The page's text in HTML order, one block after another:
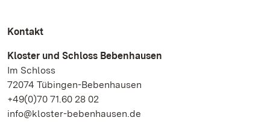
Kontakt
Kloster und Schloss Bebenhausen
Im Schloss
72074 Tübingen-Bebenhausen
+49(0)70 71.60 28 02
info@kloster-bebenhausen.de